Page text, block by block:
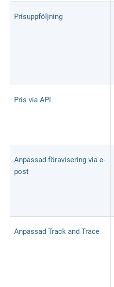
Prisuppföljning
Pris via API
Anpassad föravisering via e-
post
Anpassad Track and Trace